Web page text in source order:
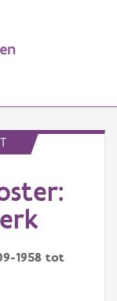
1958 tot